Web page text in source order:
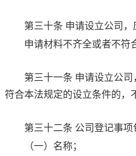
第三十条 申请设立公司
申请材料不齐全或者不符
第三十一条 申请设立公
符合本法规定的设立条件的，
第三十二条 公司登记事项
（一）名称；